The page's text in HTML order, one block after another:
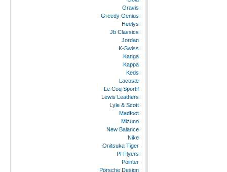
Gravis
Greedy Genius
Heelys
Jb Classics
Jordan
K-Swiss
Kanga
Kappa
Keds
Lacoste
Le Coq Sportif
Lewis Leathers
Lyle & Scott
Madfoot
Mizuno
New Balance
Nike
Onitsuka Tiger
Pf Flyers
Pointer
Porsche Design